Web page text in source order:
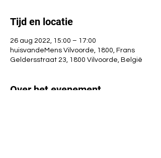
Tijd en locatie
26 aug 2022, 15:00 – 17:00
huisvandeMens Vilvoorde, 1800, Frans
Geldersstraat 23, 1800 Vilvoorde, België
Over het evenement